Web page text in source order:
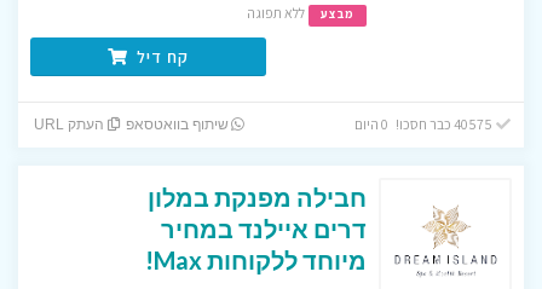
מבצע ללא תפוגה
קח דיל
שיתוף בוואטסאפ העתק URL
חבילה מפנקת במלון
דרים איילנד במחיר
מיוחד ללקוחות Max!